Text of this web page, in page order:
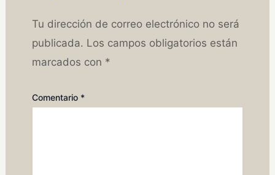
Tu dirección de correo electrónico no será
publicada. Los campos obligatorios están
marcados con *
Comentario *